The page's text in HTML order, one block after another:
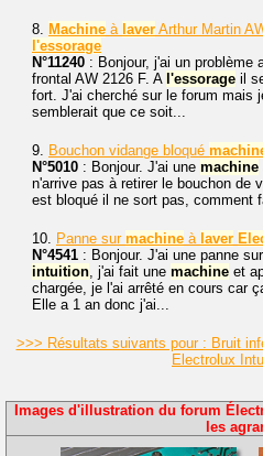
8. Machine à laver Arthur Martin
l'essorage
N°11240 : Bonjour, j'ai un problème
frontal AW 2126 F. A l'essorage il
fort. J'ai cherché sur le forum mais
semblerait que ce soit...
9. Bouchon vidange bloqué
N°5010 : Bonjour. J'ai une machine
n'arrive pas à retirer le bouchon de
est bloqué il ne sort pas, comment
10. Panne sur machine à laver
N°4541 : Bonjour. J'ai une panne
intuition, j'ai fait une machine et
chargée, je l'ai arrêté en cours car
Elle a 1 an donc j'ai...
>>> Résultats suivants pour : Bruit
Electrolux
Images d'illustration du forum
les